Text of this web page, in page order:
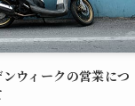
ウィークの営業につ